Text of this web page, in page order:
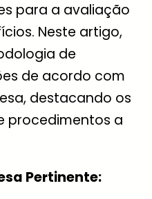
para a avaliação
Neste artigo,
de
de acordo com
destacando os
procedimentos a
Pertinente: